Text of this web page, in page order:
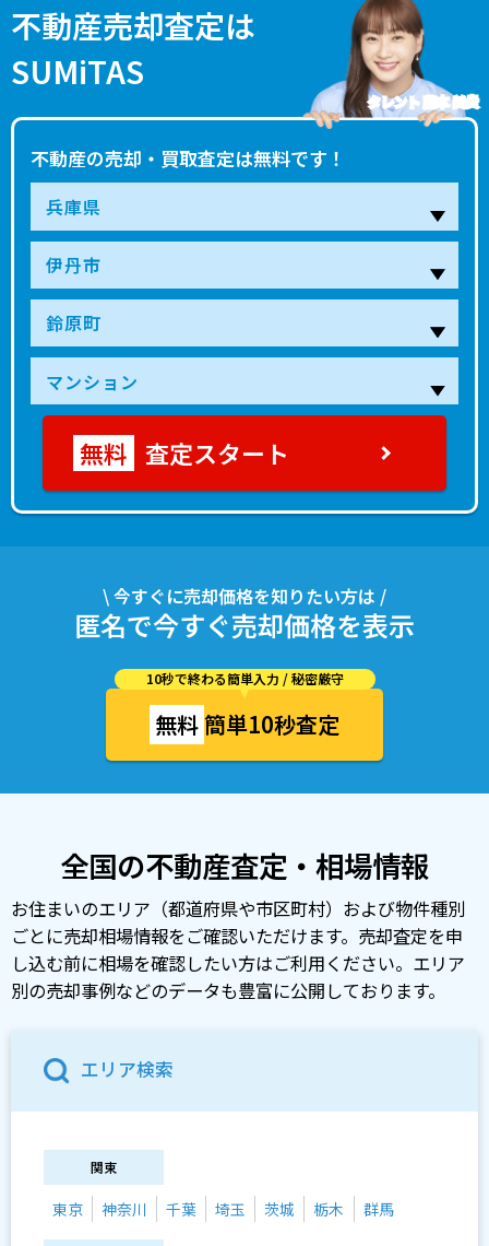
不動産売却査定は
SUMiTAS
不動産の売却・買取査定は無料です！
タレント 藤本 美貴
査定スタート
\ 今すぐに売却価格を知りたい方は /
匿名で今すぐ売却価格を表示
10秒で終わる簡単入力 / 秘密厳守
無料簡単10秒査定
全国の不動産査定・相場情報
お住まいのエリア（都道府県や市区町村）および物件種別
ごとに売却相場情報をご確認いただけます。売却査定を申
し込む前に相場を確認したい方はご利用ください。エリア
別の売却事例などのデータも豊富に公開しております。
エリア検索
関東
東京 神奈川 千葉 埼玉 茨城 栃木 群馬